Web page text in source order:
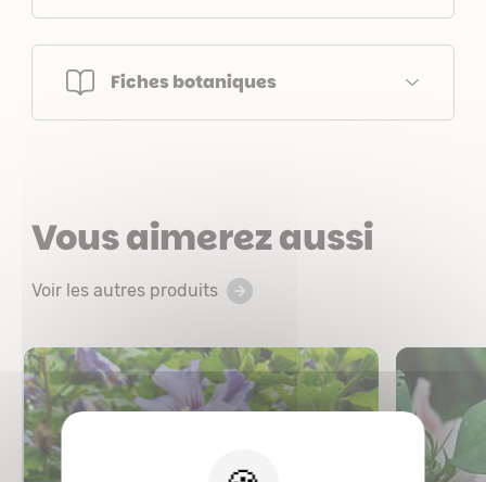
Fiches botaniques
Vous aimerez aussi
Voir les autres produits